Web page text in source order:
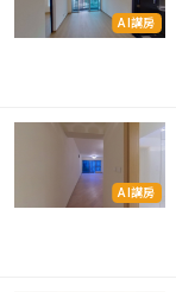
AI講房
AI講房